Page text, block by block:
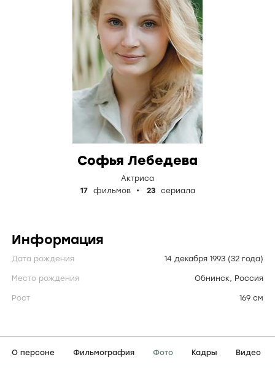
Софья Лебедева
Актриса
17
фильмов 23 сериала
Информация
Дата рождения 14 декабря 1993 (32 года)
Место рождения Обнинск, Россия
Рост 169 см
О персоне Фильмография Фото Кадры Видео